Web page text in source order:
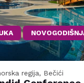
regija, Bečići